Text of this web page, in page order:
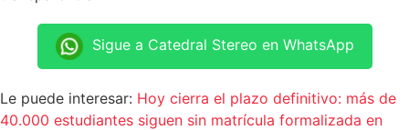
Sigue a Catedral Stereo en WhatsApp
Le puede interesar: Hoy cierra el plazo definitivo: más de
40.000 estudiantes siguen sin matrícula formalizada en